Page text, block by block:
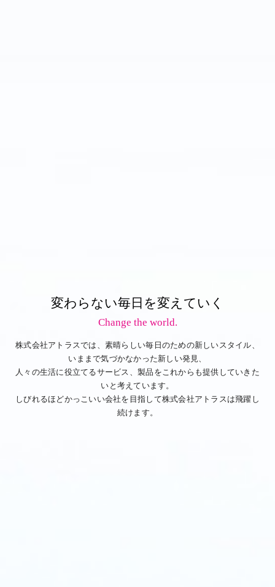
変わらない毎日を変えていく
Change the world.
株式会社アトラスでは、素晴らしい毎日のための新しいスタイル、
いままで気づかなかった新しい発見、
人々の生活に役立てるサービス、製品をこれからも提供していきた
いと考えています。
しびれるほどかっこいい会社を目指して株式会社アトラスは飛躍し
続けます。